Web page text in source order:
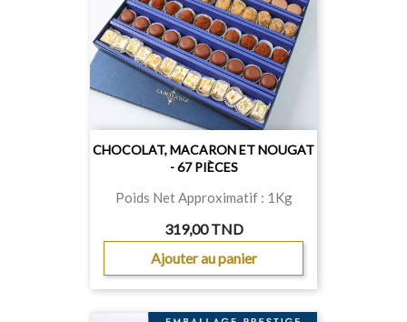
CHOCOLAT, MACARON ET NOUGAT
- 67 PIÈCES
Poids Net Approximatif : 1Kg
319,00 TND
Ajouter au panier